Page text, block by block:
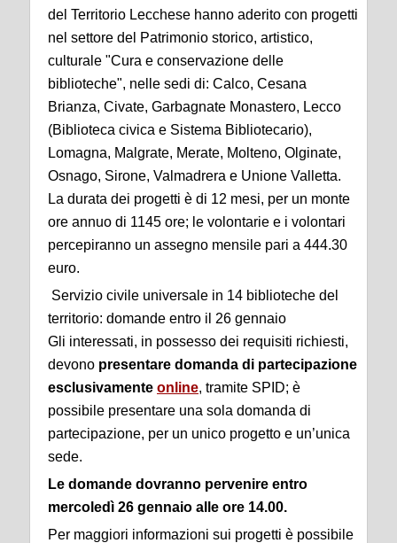
del Territorio Lecchese hanno aderito con progetti
nel settore del Patrimonio storico, artistico,
culturale "Cura e conservazione delle
biblioteche", nelle sedi di: Calco, Cesana
Brianza, Civate, Garbagnate Monastero, Lecco
(Biblioteca civica e Sistema Bibliotecario),
Lomagna, Malgrate, Merate, Molteno, Olginate,
Osnago, Sirone, Valmadrera e Unione Valletta.
La durata dei progetti è di 12 mesi, per un monte
ore annuo di 1145 ore; le volontarie e i volontari
percepiranno un assegno mensile pari a 444.30
euro.
Servizio civile universale in 14 biblioteche del
territorio: domande entro il 26 gennaio
Gli interessati, in possesso dei requisiti richiesti,
devono presentare domanda di partecipazione
esclusivamente online, tramite SPID; è
possibile presentare una sola domanda di
partecipazione, per un unico progetto e un’unica
sede.
Le domande dovranno pervenire entro
mercoledì 26 gennaio alle ore 14.00.
Per maggiori informazioni sui progetti è possibile